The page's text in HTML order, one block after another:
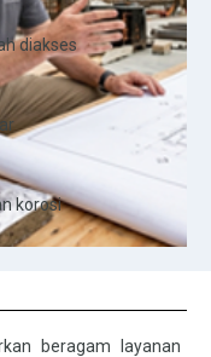
diakses
korosi
beragam layanan